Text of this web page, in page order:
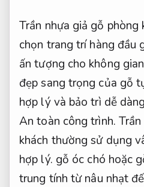
Trần nhựa giả gỗ phòng
chọn trang trí hàng đầu
ấn tượng cho không
đẹp sang trọng của gỗ
hợp lý và bảo trì dễ
An toàn công trình.
khách thường sử dụng
hợp lý. gỗ óc chó hoặc
trung tính từ nâu nhạt